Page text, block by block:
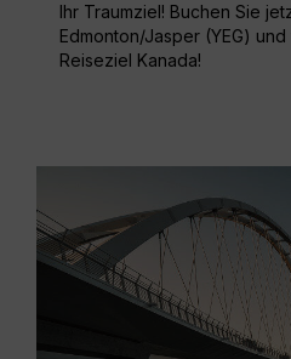
Ihr Traumziel! Buchen Sie
Edmonton/Jasper (YEG)
Reiseziel Kanada!